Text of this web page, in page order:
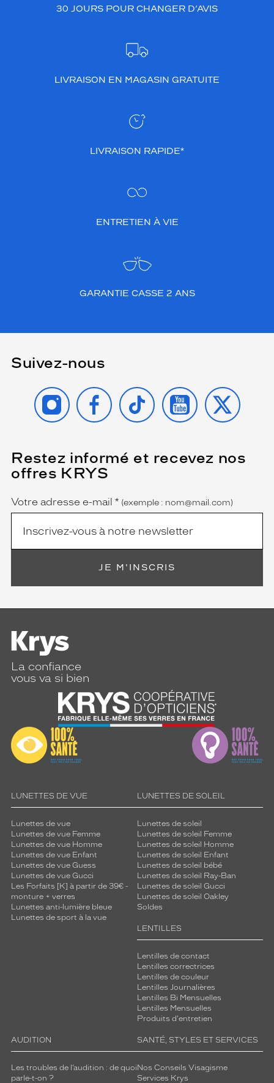
monture
Plastique
Kering
Marque
30 JOURS POUR CHANGER D’AVIS
LIVRAISON EN MAGASIN GRATUITE
LIVRAISON RAPIDE*
ENTRETIEN À VIE
GARANTIE CASSE 2 ANS
Suivez-nous
INSTAGRAMFACEBOOK
TIKTOK YOUTUBE
X
Restez informé et recevez nos
offres KRYS
Name
Votre adresse e-mail *
(Ce
champ
est
obligatoire)
(exemple : nom@mail.com)
JE M'INSCRIS
La confiance
vous va si bien
LUNETTES DE VUE
Lunettes de vue
Lunettes de vue Femme
Lunettes de vue Homme
Lunettes de vue Enfant
Lunettes de vue Guess
Lunettes de vue Gucci
Les Forfaits [K] à partir de 39€ -
monture + verres
Lunettes anti-lumière bleue
Lunettes de sport à la vue
LUNETTES DE SOLEIL
Lunettes de soleil
Lunettes de soleil Femme
Lunettes de soleil Homme
Lunettes de soleil Enfant
Lunettes de soleil bébé
Lunettes de soleil Ray-Ban
Lunettes de soleil Gucci
Lunettes de soleil Oakley
Soldes
LENTILLES
Lentilles de contact
Lentilles correctrices
Lentilles de couleur
Lentilles Journalières
Lentilles Bi Mensuelles
Lentilles Mensuelles
Produits d'entretien
AUDITION
Les troubles de l’audition : de quoi
parle-t-on ?
SANTÉ, STYLES ET SERVICES
Nos Conseils Visagisme
Services Krys